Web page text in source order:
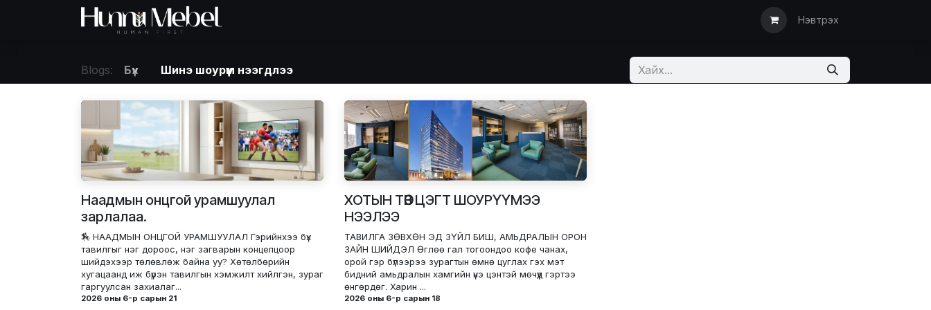
Түгээмэл асуулт Мэдээлэл
Нэвтрэх
Blogs: Бүх Шинэ шоурүүм нээгдлээ
Наадмын онцгой урамшуулал
зарлалаа.
🏇 НААДМЫН ОНЦГОЙ УРАМШУУЛАЛ ​Гэрийнхээ бүх
тавилгыг нэг дороос, нэг загварын концепцоор
шийдэхээр төлөвлөж байна уу? ​Хөтөлбөрийн
хугацаанд иж бүрэн тавилгын хэмжилт хийлгэн, зураг
гаргуулсан захиалаг...
2026 оны 6-р сарын 21
ХОТЫН ТӨВ ЦЭГТ ШОУРҮҮМЭЭ
НЭЭЛЭЭ
ТАВИЛГА ЗӨВХӨН ЭД ЗҮЙЛ БИШ, АМЬДРАЛЫН ОРОН
ЗАЙН ШИЙДЭЛ Өглөө гал тогоондоо кофе чанах,
орой гэр бүлээрээ зурагтын өмнө цуглах гэх мэт
бидний амьдралын хамгийн үнэ цэнтэй мөчүүд гэртээ
өнгөрдөг. Харин ...
2026 оны 6-р сарын 18